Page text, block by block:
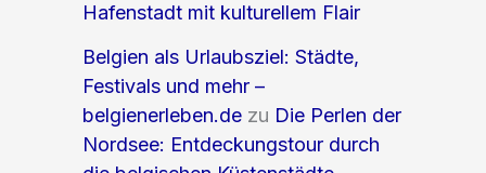
Hafenstadt mit kulturellem Flair
Belgien als Urlaubsziel: Städte,
Festivals und mehr –
belgienerleben.de zu Die Perlen der
Nordsee: Entdeckungstour durch